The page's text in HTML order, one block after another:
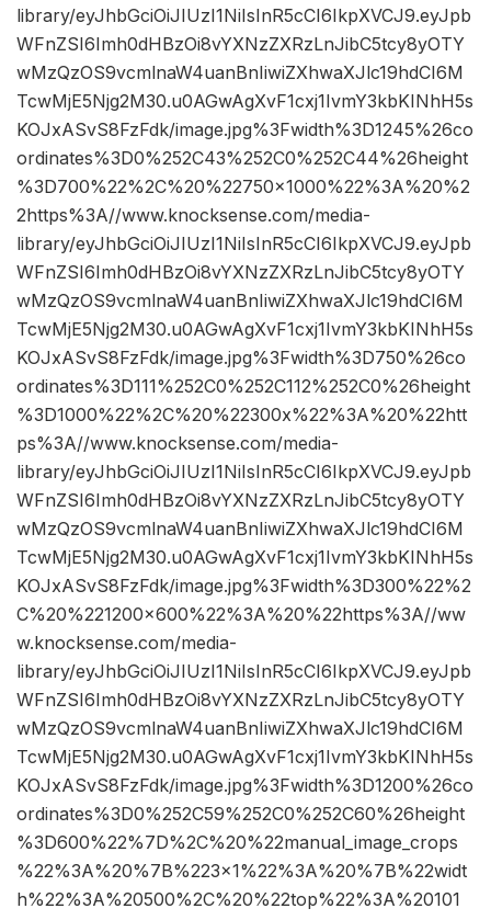
library/eyJhbGciOiJIUzI1NiIsInR5cCI6IkpXVCJ9.eyJpb
WFnZSI6Imh0dHBzOi8vYXNzZXRzLnJibC5tcy8yOTY
wMzQzOS9vcmlnaW4uanBnIiwiZXhwaXJlc19hdCI6M
TcwMjE5Njg2M30.u0AGwAgXvF1cxj1IvmY3kbKINhH5s
KOJxASvS8FzFdk/image.jpg%3Fwidth%3D1245%26co
ordinates%3D0%252C43%252C0%252C44%26height
%3D700%22%2C%20%22750×1000%22%3A%20%2
2https%3A//www.knocksense.com/media-
library/eyJhbGciOiJIUzI1NiIsInR5cCI6IkpXVCJ9.eyJpb
WFnZSI6Imh0dHBzOi8vYXNzZXRzLnJibC5tcy8yOTY
wMzQzOS9vcmlnaW4uanBnIiwiZXhwaXJlc19hdCI6M
TcwMjE5Njg2M30.u0AGwAgXvF1cxj1IvmY3kbKINhH5s
KOJxASvS8FzFdk/image.jpg%3Fwidth%3D750%26co
ordinates%3D111%252C0%252C112%252C0%26height
%3D1000%22%2C%20%22300x%22%3A%20%22htt
ps%3A//www.knocksense.com/media-
library/eyJhbGciOiJIUzI1NiIsInR5cCI6IkpXVCJ9.eyJpb
WFnZSI6Imh0dHBzOi8vYXNzZXRzLnJibC5tcy8yOTY
wMzQzOS9vcmlnaW4uanBnIiwiZXhwaXJlc19hdCI6M
TcwMjE5Njg2M30.u0AGwAgXvF1cxj1IvmY3kbKINhH5s
KOJxASvS8FzFdk/image.jpg%3Fwidth%3D300%22%2
C%20%221200×600%22%3A%20%22https%3A//ww
w.knocksense.com/media-
library/eyJhbGciOiJIUzI1NiIsInR5cCI6IkpXVCJ9.eyJpb
WFnZSI6Imh0dHBzOi8vYXNzZXRzLnJibC5tcy8yOTY
wMzQzOS9vcmlnaW4uanBnIiwiZXhwaXJlc19hdCI6M
TcwMjE5Njg2M30.u0AGwAgXvF1cxj1IvmY3kbKINhH5s
KOJxASvS8FzFdk/image.jpg%3Fwidth%3D1200%26co
ordinates%3D0%252C59%252C0%252C60%26height
%3D600%22%7D%2C%20%22manual_image_crops
%22%3A%20%7B%223×1%22%3A%20%7B%22widt
h%22%3A%20500%2C%20%22top%22%3A%20101